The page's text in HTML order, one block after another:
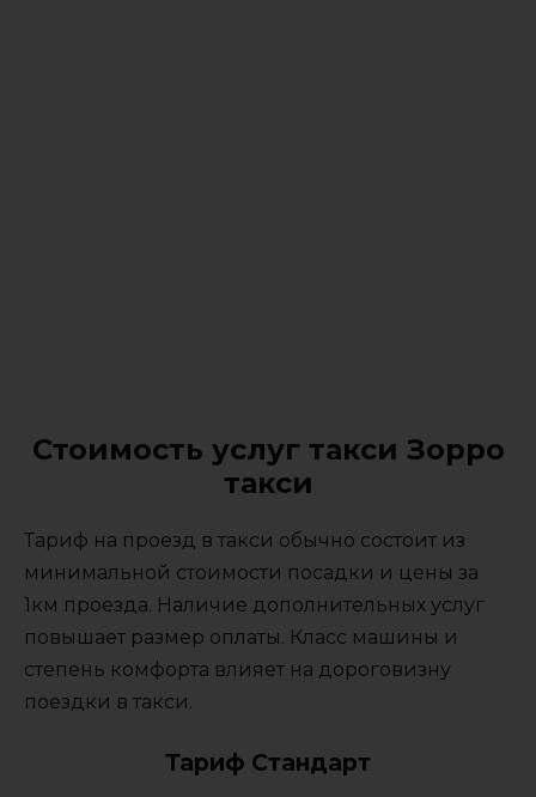
Стоимость услуг такси Зорро
такси
Тариф на проезд в такси обычно состоит из
минимальной стоимости посадки и цены за
1км проезда. Наличие дополнительных услуг
повышает размер оплаты. Класс машины и
степень комфорта влияет на дороговизну
поездки в такси.
Тариф Стандарт